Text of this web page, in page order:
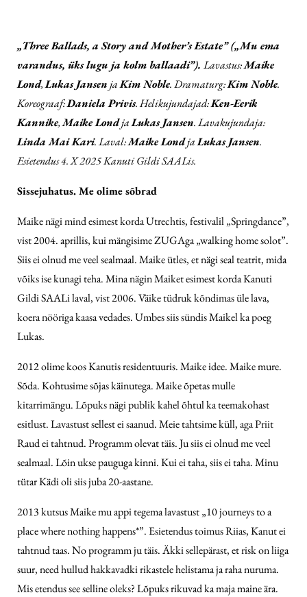
„Three Ballads, a Story and Mother’s Estate” („Mu ema
varandus, üks lugu ja kolm ballaadi”). Lavastus:Maike
Lond,Lukas JansenjaKim Noble. Dramaturg:Kim Noble.
Koreograaf:Daniela Privis. Helikujundajad:Ken-Eerik
Kannike,Maike LondjaLukas Jansen. Lavakujundaja:
Linda Mai Kari. Laval:Maike LondjaLukas Jansen.
Esietendus 4. X 2025 Kanuti Gildi SAALis.
Sissejuhatus. Me olime sõbrad
Maike nägi mind esimest korda Utrechtis, festivalil „Springdance”,
vist 2004. aprillis, kui mängisime ZUGAga „walking home solot”.
Siis ei olnud me veel sealmaal. Maike ütles, et nägi seal teatrit, mida
võiks ise kunagi teha. Mina nägin Maiket esimest korda Kanuti
Gildi SAALi laval, vist 2006. Väike tüdruk kõndimas üle lava,
koera nööriga kaasa vedades. Umbes siis sündis Maikel ka poeg
Lukas.
2012 olime koos Kanutis residentuuris. Maike idee. Maike mure.
Sõda. Kohtusime sõjas käinutega. Maike õpetas mulle
kitarrimängu. Lõpuks nägi publik kahel õhtul ka teemakohast
esitlust. Lavastust sellest ei saanud. Meie tahtsime küll, aga Priit
Raud ei tahtnud. Programm olevat täis. Ju siis ei olnud me veel
sealmaal. Lõin ukse pauguga kinni. Kui ei taha, siis ei taha. Minu
tütar Kädi oli siis juba 20-aastane.
2013 kutsus Maike mu appi tegema lavastust „10 journeys to a
place where nothing happens*”. Esietendus toimus Riias, Kanut ei
tahtnud taas. No programm ju täis. Äkki sellepärast, et risk on liiga
suur, need hullud hakkavadki rikastele helistama ja raha nuruma.
Mis etendus see selline oleks? Lõpuks rikuvad ka maja maine ära.